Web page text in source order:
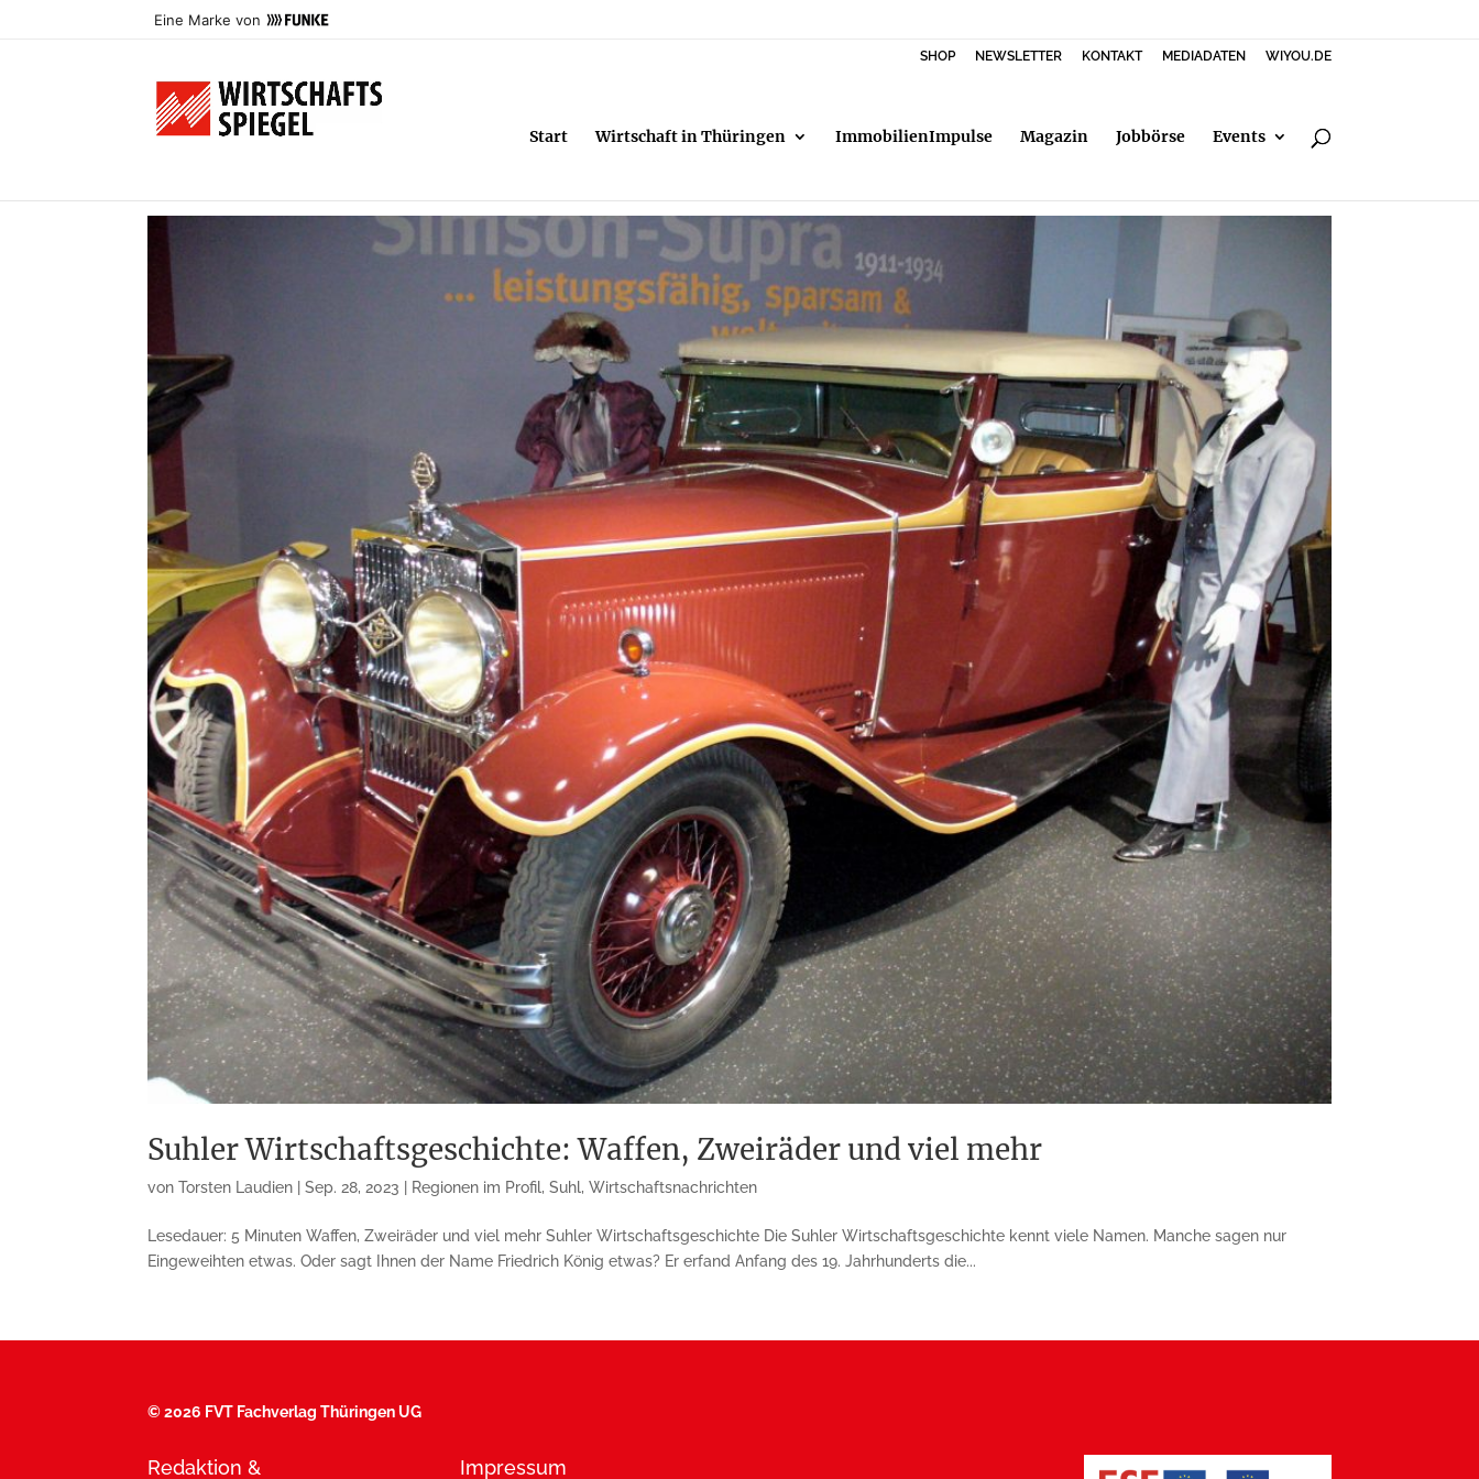
Eine Marke von
SHOP NEWSLETTER KONTAKT MEDIADATEN WIYOU.DE
Start Wirtschaft in Thüringen ImmobilienImpulse Magazin Jobbörse Events
Suhler Wirtschaftsgeschichte: Waffen, Zweiräder und viel mehr
vonTorsten Laudien |Sep. 28, 2023 Regionen im Profil,Suhl,Wirtschaftsnachrichten
Lesedauer: 5 Minuten Waffen, Zweiräder und viel mehr Suhler Wirtschaftsgeschichte Die Suhler Wirtschaftsgeschichte kennt viele Namen. Manche sagen nur
Eingeweihten etwas. Oder sagt Ihnen der Name Friedrich König etwas? Er erfand Anfang des 19. Jahrhunderts die...
©2026 FVT Fachverlag Thüringen UG
Redaktion & Impressum